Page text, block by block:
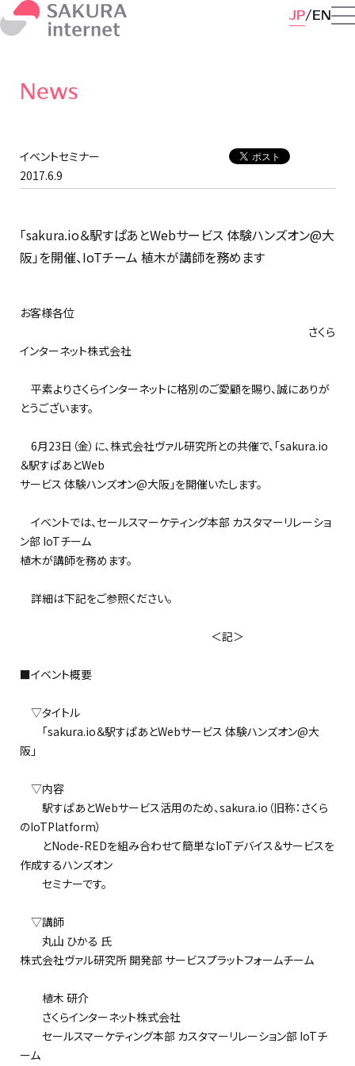
JP EN
News
イベントセミナー
2017.6.9
「sakura.io＆駅すぱあとWebサービス 体験ハンズオン@大
阪」を開催、IoTチーム 植木が講師を務めます
お客様各位
さくら
インターネット株式会社
平素よりさくらインターネットに格別のご愛顧を賜り、誠にありが
とうございます。
6月23日（金）に、株式会社ヴァル研究所との共催で、「sakura.io
＆駅すぱあとWeb
サービス 体験ハンズオン@大阪」を開催いたします。
イベントでは、セールスマーケティング本部 カスタマーリレーショ
ン部 IoTチーム
植木が講師を務めます。
詳細は下記をご参照ください。
＜記＞
■イベント概要
▽タイトル
「sakura.io＆駅すぱあとWebサービス 体験ハンズオン@大
阪」
▽内容
駅すぱあとWebサービス活用のため、sakura.io（旧称：さくら
のIoTPlatform）
とNode-REDを組み合わせて簡単なIoTデバイス＆サービスを
作成するハンズオン
セミナーです。
▽講師
丸山 ひかる 氏
株式会社ヴァル研究所 開発部 サービスプラットフォームチーム
植木 研介
さくらインターネット株式会社
セールスマーケティング本部 カスタマーリレーション部 IoTチ
ーム